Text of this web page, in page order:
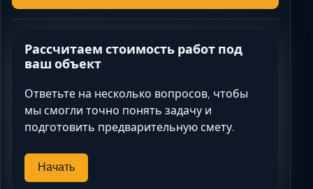
Рассчитаем стоимость работ под
ваш объект
Ответьте на несколько вопросов, чтобы
мы смогли точно понять задачу и
подготовить предварительную смету.
Начать